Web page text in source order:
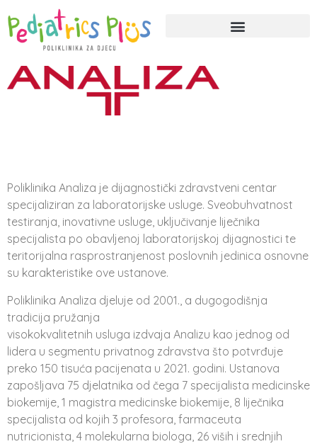
Poliklinika Analiza je dijagnostički zdravstveni centar
specijaliziran za laboratorijske usluge. Sveobuhvatnost
testiranja, inovativne usluge, uključivanje liječnika
specijalista po obavljenoj laboratorijskoj dijagnostici te
teritorijalna rasprostranjenost poslovnih jedinica osnovne
su karakteristike ove ustanove.
Poliklinika Analiza djeluje od 2001., a dugogodišnja
tradicija pružanja
visokokvalitetnih usluga izdvaja Analizu kao jednog od
lidera u segmentu privatnog zdravstva što potvrđuje
preko 150 tisuća pacijenata u 2021. godini. Ustanova
zapošljava 75 djelatnika od čega 7 specijalista medicinske
biokemije, 1 magistra medicinske biokemije, 8 liječnika
specijalista od kojih 3 profesora, farmaceuta
nutricionista, 4 molekularna biologa, 26 viših i srednjih